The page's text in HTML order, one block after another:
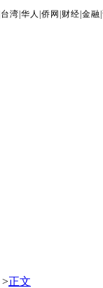
台湾 |华人 |侨网 财经 |金融 |
>正文